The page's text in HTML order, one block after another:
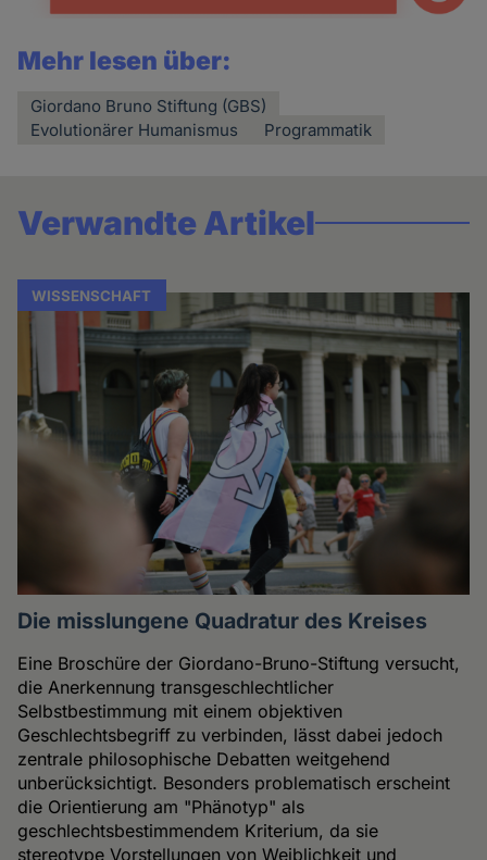
Mehr lesen über:
Giordano Bruno Stiftung (GBS)
Evolutionärer Humanismus
Programmatik
Verwandte Artikel
WISSENSCHAFT
Die misslungene Quadratur des Kreises
Eine Broschüre der Giordano-Bruno-Stiftung versucht,
die Anerkennung transgeschlechtlicher
Selbstbestimmung mit einem objektiven
Geschlechtsbegriff zu verbinden, lässt dabei jedoch
zentrale philosophische Debatten weitgehend
unberücksichtigt. Besonders problematisch erscheint
die Orientierung am "Phänotyp" als
geschlechtsbestimmendem Kriterium, da sie
stereotype Vorstellungen von Weiblichkeit und